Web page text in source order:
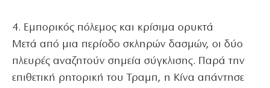
4. Εμπορικός πόλεμος και κρίσιμα ορυκτά
Μετά από μια περίοδο σκληρών δασμών, οι δύο
πλευρές αναζητούν σημεία σύγκλισης. Παρά την
επιθετική ρητορική του Τραμπ, η Κίνα απάντησε